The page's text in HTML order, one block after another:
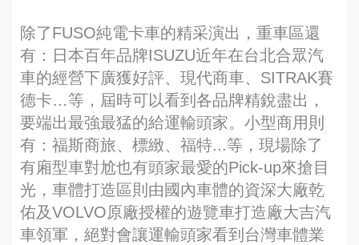
除了FUSO純電卡車的精采演出，重車區還
有：日本百年品牌ISUZU近年在台北合眾汽
車的經營下廣獲好評、現代商車、SITRAK賽
德卡…等，屆時可以看到各品牌精銳盡出，
要端出最強最猛的給運輸頭家。小型商用則
有：福斯商旅、標緻、福特...等，現場除了
有廂型車對尬也有頭家最愛的Pick-up來搶目
光，車體打造區則由國內車體的資深大廠乾
佑及VOLVO原廠授權的遊覽車打造廠大吉汽
車領軍，絕對會讓運輸頭家看到台灣車體業